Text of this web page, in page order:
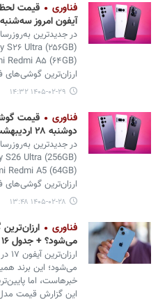
فناوری
قیمت
آیفون امروز سه‌شنبه ۲۹ اردیبهشت ۱۴۰۵ + جدول
ارزان‌ترین
۱۴۰۵-۰۲-۲۹ ۱۴:۳۲
فناوری
قیمت
دوشنبه ۲۸ اردیبهشت ۱۴۰۵ + جدول
ارزان‌ترین
۱۴۰۵-۰۲-۲۸ ۱۳:۴۸
فناوری
می‌شود؟ + جدول ۱۶ اردیبهشت
می‌شود؛ این برند
خبرهاست، اما
این گزارش قیمت